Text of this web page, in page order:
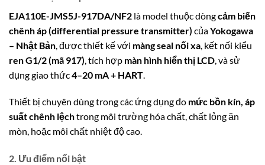
EJA110E-JMS5J-917DA/NF2 là model thuộc dòngcảm biến
chênh áp (differential pressure transmitter) củaYokogawa
– Nhật Bản , được thiết kế với màng seal nối xa , kết nối kiểu
ren G1/2 (mã 917) , tích hợp màn hình hiển thị LCD , và sử
dụng giao thức4–20 mA + HART
Thiết bị chuyên dùng trong các ứng dụng đo mức bồn kín, áp
suất chênh lệchtrong môi trường hóa chất, chất lỏng ăn
mòn, hoặc môi chất nhiệt độ cao.
2. Ưu điểm nổi bật